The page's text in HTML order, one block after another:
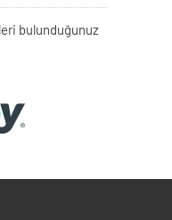
bulunduğunuz